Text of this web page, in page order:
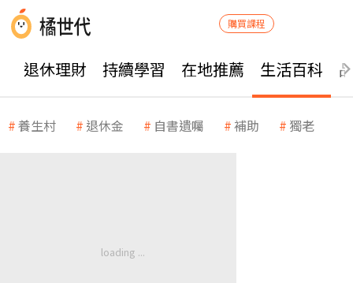
購買課程
退休理財 持續學習 在地推薦 生活百科
養生村 退休金 自書遺囑 補助 獨老